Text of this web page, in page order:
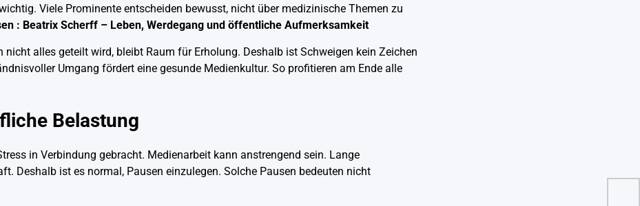
Viele Prominente entscheiden bewusst, nicht über medizinische Themen zu
: Beatrix Scherff – Leben, Werdegang und öffentliche Aufmerksamkeit
alles geteilt wird, bleibt Raum für Erholung. Deshalb ist Schweigen kein Zeichen
Umgang fördert eine gesunde Medienkultur. So profitieren am Ende alle
Belastung
in Verbindung gebracht. Medienarbeit kann anstrengend sein. Lange
Deshalb ist es normal, Pausen einzulegen. Solche Pausen bedeuten nicht